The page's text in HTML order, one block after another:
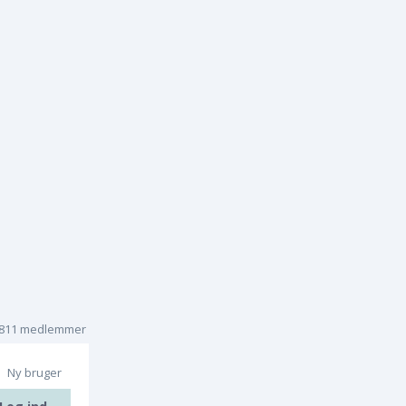
medlemmer
Ny bruger